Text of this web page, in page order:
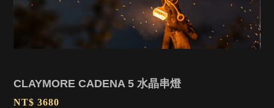
CLAYMORE CADENA 5 水晶串燈
NT$ 3680